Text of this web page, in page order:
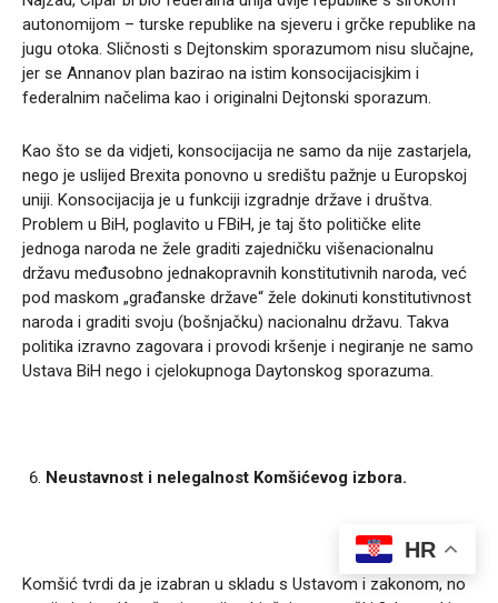
autonomijom – turske republike na sjeveru i grčke republike na
jugu otoka. Sličnosti s Dejtonskim sporazumom nisu slučajne,
jer se Annanov plan bazirao na istim konsocijacisjkim i
federalnim načelima kao i originalni Dejtonski sporazum.
Kao što se da vidjeti, konsocijacija ne samo da nije zastarjela,
nego je uslijed Brexita ponovno u središtu pažnje u Europskoj
uniji. Konsocijacija je u funkciji izgradnje države i društva.
Problem u BiH, poglavito u FBiH, je taj što političke elite
jednoga naroda ne žele graditi zajedničku višenacionalnu
državu međusobno jednakopravnih konstitutivnih naroda, već
pod maskom „građanske države“ žele dokinuti konstitutivnost
naroda i graditi svoju (bošnjačku) nacionalnu državu. Takva
politika izravno zagovara i provodi kršenje i negiranje ne samo
Ustava BiH nego i cjelokupnoga Daytonskog sporazuma.
Neustavnost i nelegalnost Komšićevog izbora.
Komšić tvrdi da je izabran u skladu s Ustavom i zakonom, no
HR